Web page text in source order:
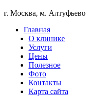
г. Москва, м. Алтуфьево
Главная
О клинике
Услуги
Цены
Полезное
Фото
Контакты
Карта сайта